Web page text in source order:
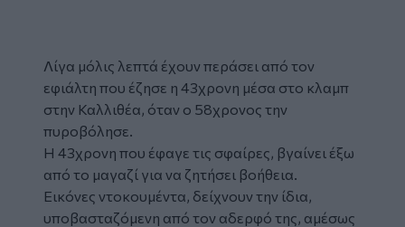
Λίγα μόλις λεπτά έχουν περάσει από τον
εφιάλτη που έζησε η 43χρονη μέσα στο κλαμπ
στην Καλλιθέα, όταν ο 58χρονος την
πυροβόλησε.
Η 43χρονη που έφαγε τις σφαίρες, βγαίνει έξω
από το μαγαζί για να ζητήσει βοήθεια.
Εικόνες ντοκουμέντα, δείχνουν την ίδια,
υποβασταζόμενη από τον αδερφό της, αμέσως